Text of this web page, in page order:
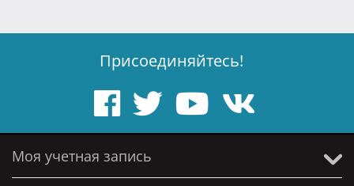
Присоединяйтесь!
Моя учетная запись